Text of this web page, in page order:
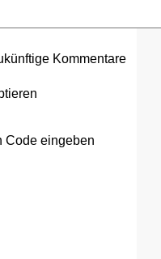
Kommentare
Code eingeben